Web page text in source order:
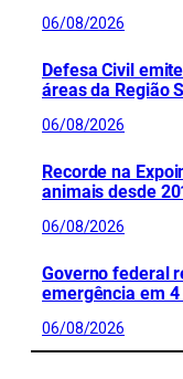
06/08/2026
Defesa Civil
áreas da Região
06/08/2026
Recorde na
animais desde
06/08/2026
Governo federal
emergência em 4
06/08/2026